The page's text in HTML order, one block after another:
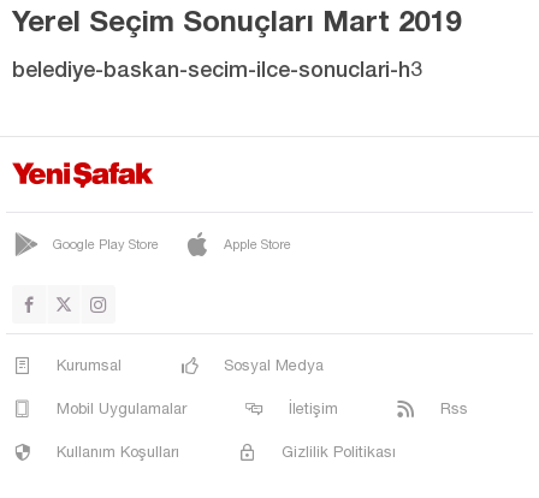
Yerel Seçim Sonuçları Mart 2019
belediye-baskan-secim-ilce-sonuclari-h3
Google Play Store Apple Store
Kurumsal Sosyal Medya
Mobil Uygulamalar İletişim Rss
Kullanım Koşulları Gizlilik Politikası